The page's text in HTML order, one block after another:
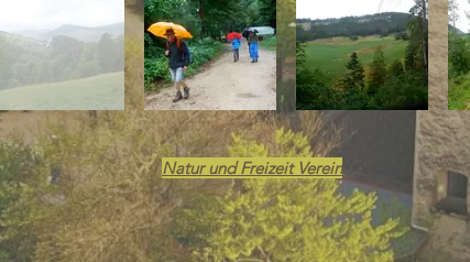
Natur und Freizeit Verein